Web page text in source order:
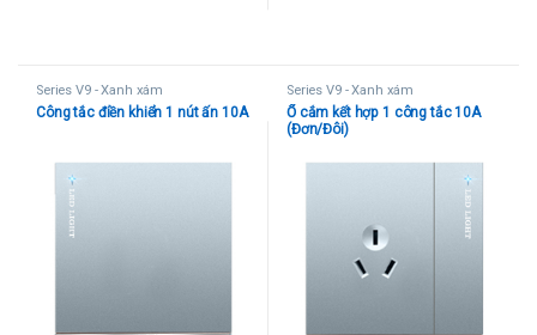
Series V9 - Xanh xám
Công tắc điền khiển 1 nút ấn 10A
Series V9 - Xanh xám
Ổ cắm kết hợp 1 công tắc 10A
(Đơn/Đôi)